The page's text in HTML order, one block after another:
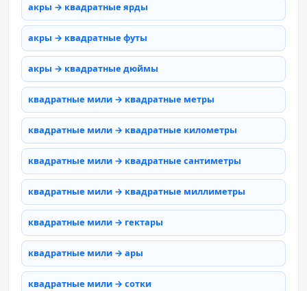
акры → квадратные ярды
акры → квадратные футы
акры → квадратные дюймы
квадратные мили → квадратные метры
квадратные мили → квадратные километры
квадратные мили → квадратные сантиметры
квадратные мили → квадратные миллиметры
квадратные мили → гектары
квадратные мили → ары
квадратные мили → сотки